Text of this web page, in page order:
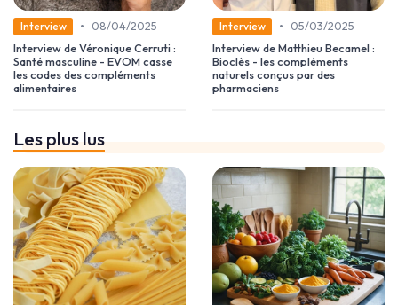
Interview •
08/04/2025
Interview de Véronique Cerruti :
Santé masculine - EVOM casse
les codes des compléments
alimentaires
Interview •
05/03/2025
Interview de Matthieu Becamel :
Bioclès - les compléments
naturels conçus par des
pharmaciens
Les plus lus